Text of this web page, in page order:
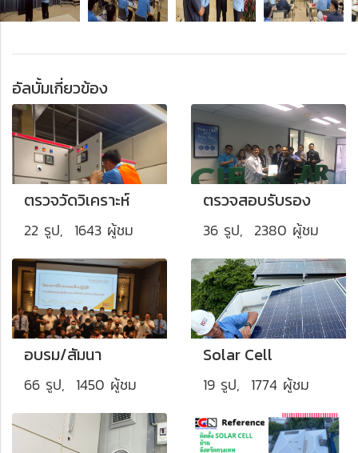
อัลบั้มเกี่ยวข้อง
ตรวจวัดวิเคราะห์
22 รูป, 1643 ผู้ชม
ตรวจสอบรับรอง
36 รูป, 2380 ผู้ชม
อบรม/สัมนา
66 รูป, 1450 ผู้ชม
Solar Cell
19 รูป, 1774 ผู้ชม